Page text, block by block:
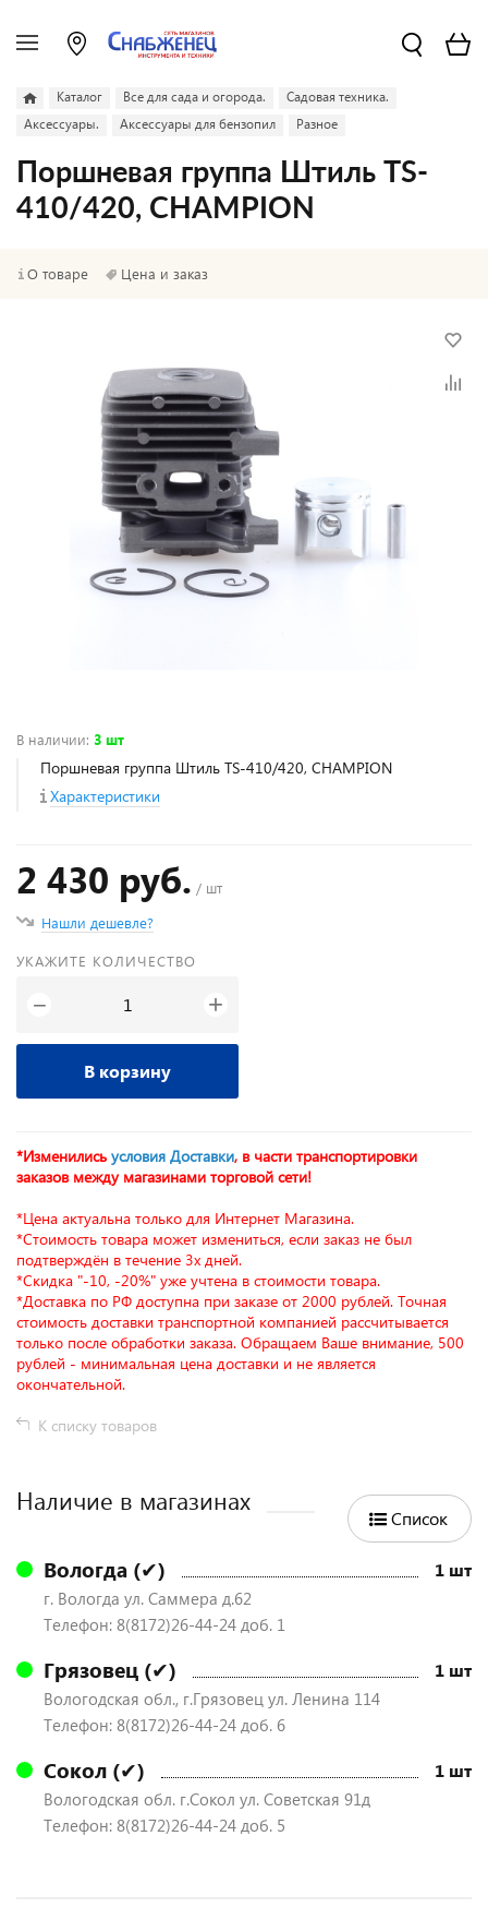
Каталог Все для сада и огорода.
Садовая техника.
Аксессуары.
Аксессуары для бензопил Разное
Поршневая группа Штиль TS-
410/420, CHAMPION
О товаре Цена и заказ
В наличии: 3 шт
Поршневая группа Штиль TS-410/420, CHAMPION
Характеристики
2 430 руб. / шт
Нашли дешевле?
УКАЖИТЕ КОЛИЧЕСТВО
− +
В корзину
*Изменились условия Доставки, в части транспортировки
заказов между магазинами торговой сети!
*Цена актуальна только для Интернет Магазина.
*Стоимость товара может измениться, если заказ не был
подтверждён в течение 3х дней.
*Скидка "-10, -20%" уже учтена в стоимости товара.
*Доставка по РФ доступна при заказе от 2000 рублей. Точная
стоимость доставки транспортной компанией рассчитывается
только после обработки заказа. Обращаем Ваше внимание, 500
рублей - минимальная цена доставки и не является
окончательной.
К списку товаров
Наличие в магазинах
Список
Вологда (✔) 1 шт
г. Вологда ул. Саммера д.62
Телефон: 8(8172)26-44-24 доб. 1
Грязовец (✔) 1 шт
Вологодская обл., г.Грязовец ул. Ленина 114
Телефон: 8(8172)26-44-24 доб. 6
Сокол (✔) 1 шт
Вологодская обл. г.Сокол ул. Советская 91д
Телефон: 8(8172)26-44-24 доб. 5